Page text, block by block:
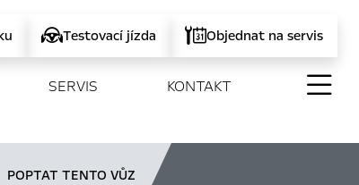
Testovací jízda Objednat na servis
SERVIS KONTAKT
POPTAT TENTO VŮZ